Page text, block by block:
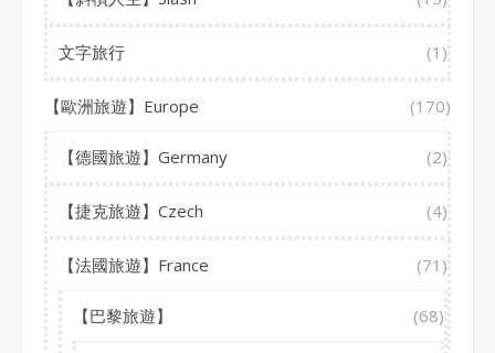
文字旅行 (1)
【歐洲旅遊】Europe (170)
【德國旅遊】Germany (2)
【捷克旅遊】Czech (4)
【法國旅遊】France (71)
【巴黎旅遊】 (68)